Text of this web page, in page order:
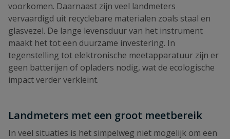
voorkomen. Daarnaast zijn veel landmeters
vervaardigd uit recyclebare materialen zoals staal en
glasvezel. De lange levensduur van het instrument
maakt het tot een duurzame investering. In
tegenstelling tot elektronische meetapparatuur zijn er
geen batterijen of opladers nodig, wat de ecologische
impact verder verkleint.
Landmeters met een groot meetbereik
In veel situaties is het simpelweg niet mogelijk om een